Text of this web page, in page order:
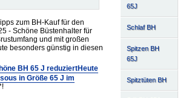
65J
Schlaf BH
Spitzen BH
65J
Spitztüten BH
zum BH-Kauf für den
- Schöne Büstenhalter für
und mit großen
besonders günstig in diesen
Heute
in Größe 65 J im